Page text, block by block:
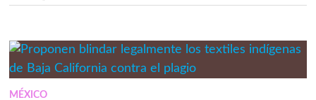
MÉXICO